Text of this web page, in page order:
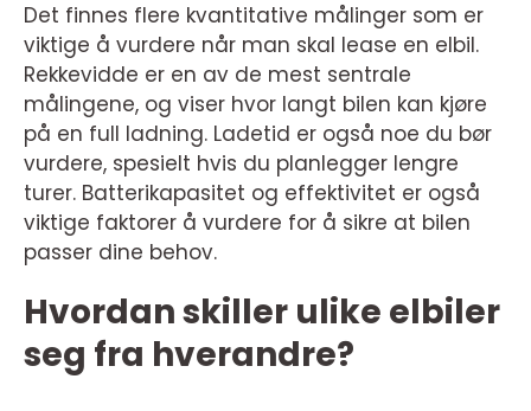
Det finnes flere kvantitative målinger som er
viktige å vurdere når man skal lease en elbil.
Rekkevidde er en av de mest sentrale
målingene, og viser hvor langt bilen kan kjøre
på en full ladning. Ladetid er også noe du bør
vurdere, spesielt hvis du planlegger lengre
turer. Batterikapasitet og effektivitet er også
viktige faktorer å vurdere for å sikre at bilen
passer dine behov.
Hvordan skiller ulike elbiler
seg fra hverandre?